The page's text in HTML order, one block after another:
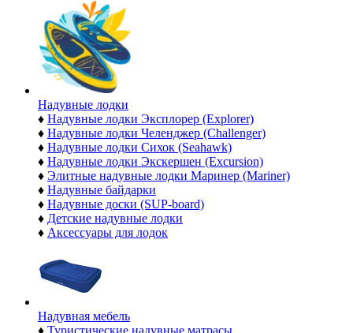
Надувные лодки
♦ Надувные лодки Эксплорер (Explorer)
♦ Надувные лодки Челенджер (Challenger)
♦ Надувные лодки Сихок (Seahawk)
♦ Надувные лодки Экскершен (Excursion)
♦ Элитные надувные лодки Маринер (Mariner)
♦ Надувные байдарки
♦ Надувные доски (SUP-board)
♦ Детские надувные лодки
♦ Аксессуары для лодок
Надувная мебель
♦ Туристические надувные матрасы